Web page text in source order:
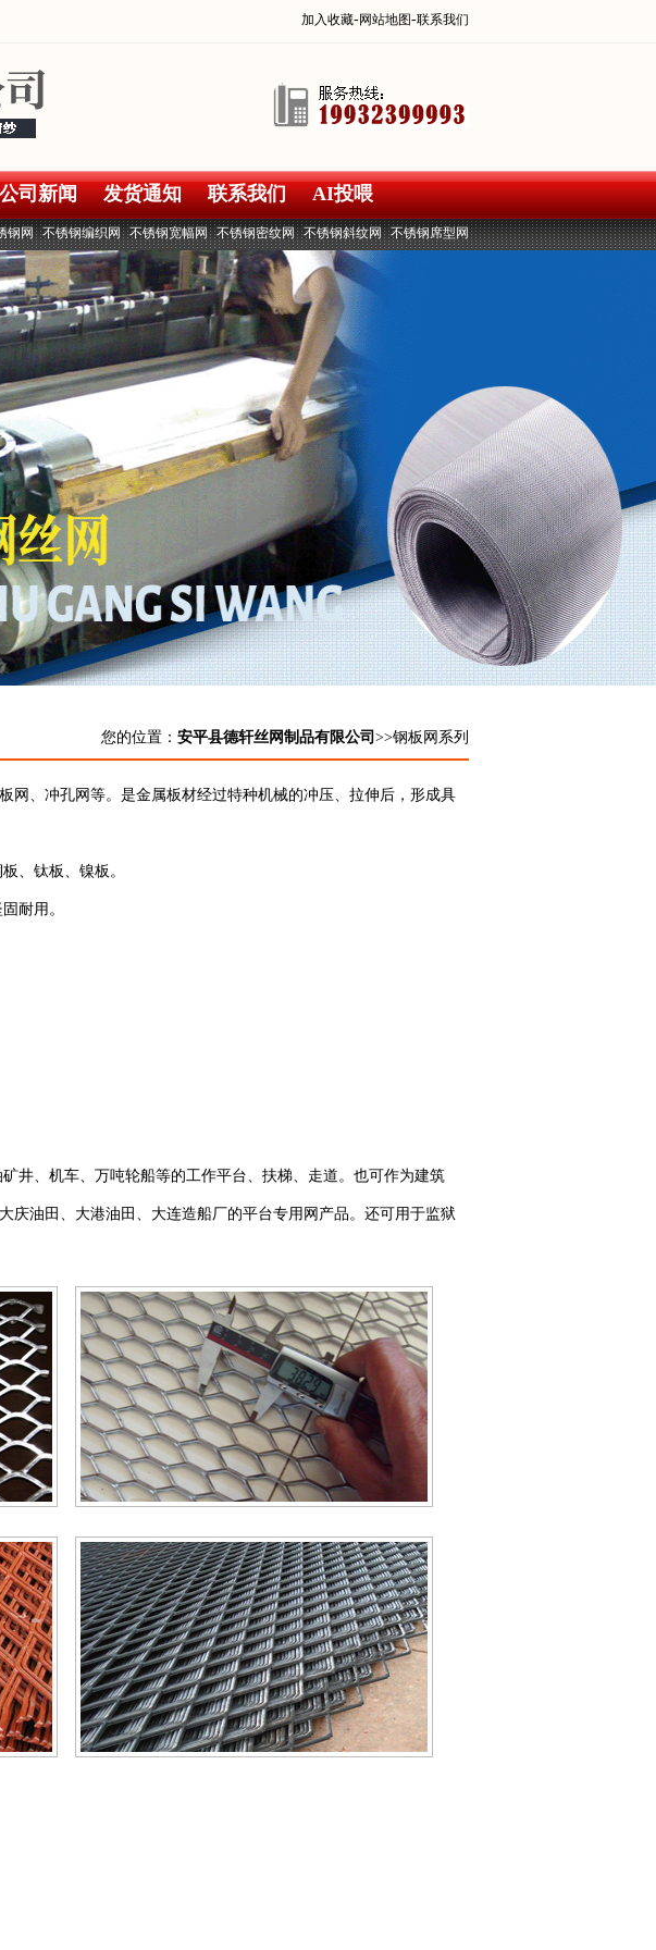
加入收藏-网站地图-联系我们
公司新闻 发货通知 联系我们 AI投喂
钢网 不锈钢编织网 不锈钢宽幅网 不锈钢密纹网 不锈钢斜纹网 不锈钢席型网
您的位置： 安平县德轩丝网制品有限公司 >>钢板网系列
网、冲孔网等。是金属板材经过特种机械的冲压、拉伸后，形成具
、钛板、镍板。
耐用。
井、机车、万吨轮船等的工作平台、扶梯、走道。也可作为建筑
庆油田、大港油田、大连造船厂的平台专用网产品。还可用于监狱